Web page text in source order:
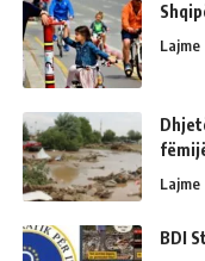
Lajme
Lajme
BDI